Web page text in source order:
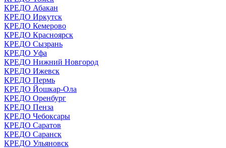
КРЕДО Абакан
КРЕДО Иркутск
КРЕДО Кемерово
КРЕДО Красноярск
КРЕДО Сызрань
КРЕДО Уфа
КРЕДО Нижний Новгород
КРЕДО Ижевск
КРЕДО Пермь
КРЕДО Йошкар-Ола
КРЕДО Оренбург
КРЕДО Пенза
КРЕДО Чебоксары
КРЕДО Саратов
КРЕДО Саранск
КРЕДО Ульяновск